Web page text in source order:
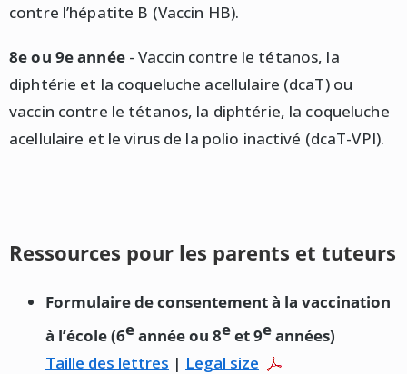
contre l’hépatite B (Vaccin HB).
8e ou 9e année - Vaccin contre le tétanos, la
diphtérie et la coqueluche acellulaire (dcaT) ou
vaccin contre le tétanos, la diphtérie, la coqueluche
acellulaire et le virus de la polio inactivé (dcaT-VPI).
Ressources pour les parents et tuteurs
Formulaire de consentement à la vaccination
à l’école (6eannée ou 8eet 9eannées)
Taille des lettres | Legal size